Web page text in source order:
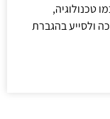
טכנולוגיה,
ולסייע בהגברת